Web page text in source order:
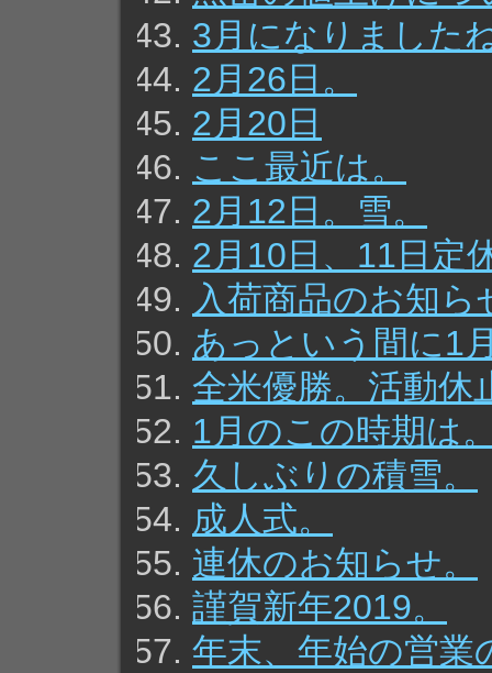
3月になりました
2月26日。
2月20日
ここ最近は。
2月12日。雪。
2月10日、11日定
入荷商品のお知ら
あっという間に1
全米優勝。活動休
1月のこの時期は
久しぶりの積雪。
成人式。
連休のお知らせ。
謹賀新年2019。
年末、年始の営業